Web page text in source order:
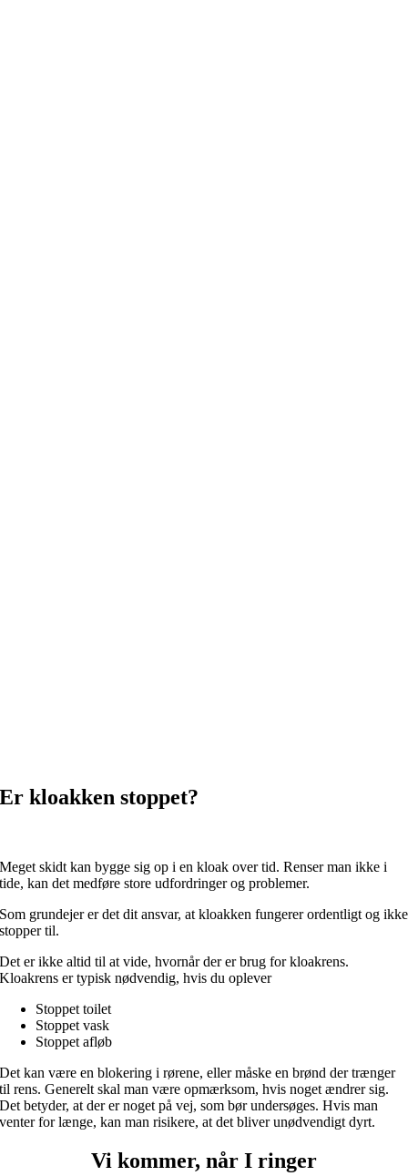
Er kloakken stoppet?
Meget skidt kan bygge sig op i en kloak over tid. Renser man ikke i
tide, kan det medføre store udfordringer og problemer.
Som grundejer er det dit ansvar, at kloakken fungerer ordentligt og ikke
stopper til.
Det er ikke altid til at vide, hvornår der er brug for kloakrens.
Kloakrens er typisk nødvendig, hvis du oplever
Stoppet toilet
Stoppet vask
Stoppet afløb
Det kan være en blokering i rørene, eller måske en brønd der trænger
til rens. Generelt skal man være opmærksom, hvis noget ændrer sig.
Det betyder, at der er noget på vej, som bør undersøges. Hvis man
venter for længe, kan man risikere, at det bliver unødvendigt dyrt.
Vi kommer, når I ringer